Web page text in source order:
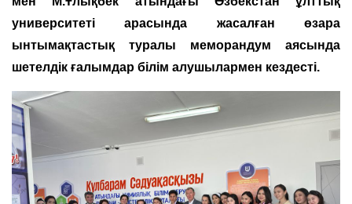
университеті арасында жасалған өзара
ынтымақтастық туралы меморандум аясында
шетелдік ғалымдар білім алушылармен кездесті.